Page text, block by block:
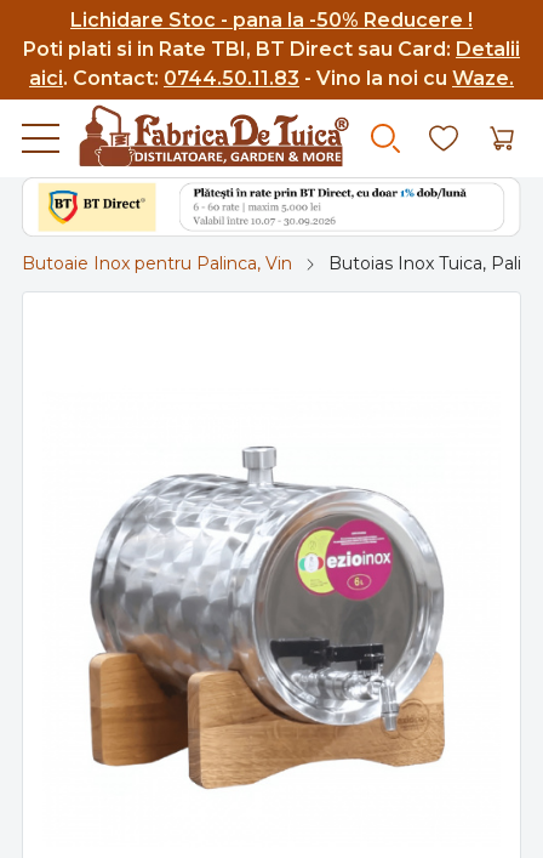
Lichidare Stoc - pana la -50% Reducere !
Poti plati si in Rate TBI, BT Direct sau Card: Detalii
aici. Contact: 0744.50.11.83 - Vino la noi cu Waze.
Butoaie Inox pentru Palinca, Vin Butoias Inox Tuica,